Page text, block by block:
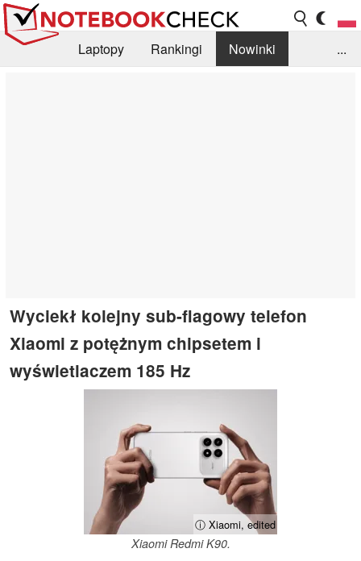
Laptopy Rankingi
Nowinki
...
Wyciekł kolejny sub-flagowy telefon
Xiaomi z potężnym chipsetem i
wyświetlaczem 185 Hz
ⓘ Xiaomi, edited
Xiaomi Redmi K90.